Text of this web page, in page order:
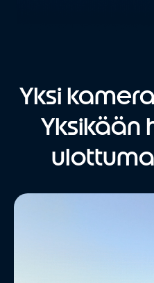
Yksi
Yksikään